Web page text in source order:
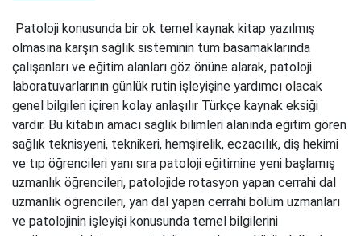
Patoloji konusunda bir ok temel kaynak kitap yazılmış
olmasına karşın sağlık sisteminin tüm basamaklarında
çalışanları ve eğitim alanları göz önüne alarak, patoloji
laboratuvarlarının günlük rutin işleyişine yardımcı olacak
genel bilgileri içiren kolay anlaşılır Türkçe kaynak eksiği
vardır. Bu kitabın amacı sağlık bilimleri alanında eğitim gören
sağlık teknisyeni, teknikeri, hemşirelik, eczacılık, diş hekimi
ve tıp öğrencileri yanı sıra patoloji eğitimine yeni başlamış
uzmanlık öğrencileri, patolojide rotasyon yapan cerrahi dal
uzmanlık öğrencileri, yan dal yapan cerrahi bölüm uzmanları
ve patolojinin işleyişi konusunda temel bilgilerini